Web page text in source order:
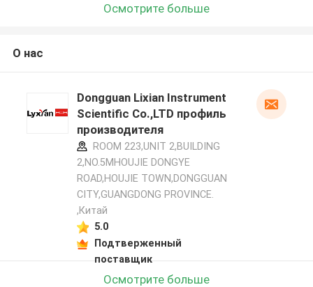
Осмотрите больше
О нас
Dongguan Lixian Instrument
Scientific Co.,LTD профиль
производителя
ROOM 223,UNIT 2,BUILDING
2,NO.5MHOUJIE DONGYE
ROAD,HOUJIE TOWN,DONGGUAN
CITY,GUANGDONG PROVINCE.
,Китай
5.0
Подтверженный
поставщик
Осмотрите больше